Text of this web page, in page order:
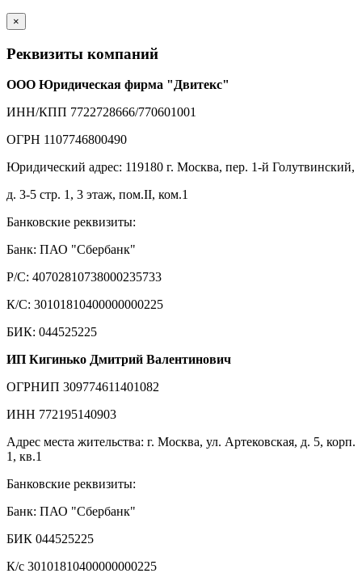
×
Реквизиты компаний
ООО Юридическая фирма "Двитекс"
ИНН/КПП 7722728666/770601001
ОГРН 1107746800490
Юридический адрес: 119180 г. Москва, пер. 1-й Голутвинский,
д. 3-5 стр. 1, 3 этаж, пом.II, ком.1
Банковские реквизиты:
Банк: ПАО "Сбербанк"
Р/С: 40702810738000235733
К/С: 30101810400000000225
БИК: 044525225
ИП Кигинько Дмитрий Валентинович
ОГРНИП 309774611401082
ИНН 772195140903
Адрес места жительства: г. Москва, ул. Артековская, д. 5, корп.
1, кв.1
Банковские реквизиты:
Банк: ПАО "Сбербанк"
БИК 044525225
К/с 30101810400000000225